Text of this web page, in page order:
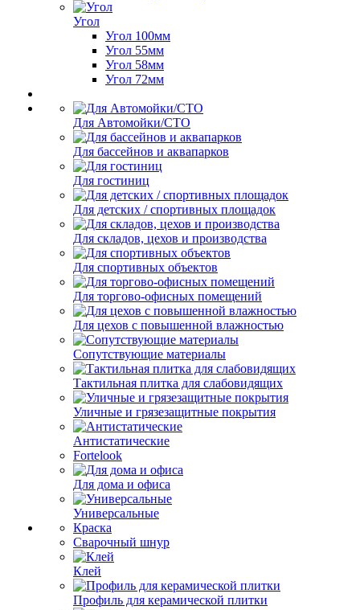
Угол
Угол 100мм
Угол 55мм
Угол 58мм
Угол 72мм
Для Автомойки/СТО
Для бассейнов и аквапарков
Для гостиниц
Для детских / спортивных площадок
Для складов, цехов и производства
Для спортивных объектов
Для торгово-офисных помещений
Для цехов с повышенной влажностью
Сопутствующие материалы
Тактильная плитка для слабовидящих
Уличные и грязезащитные покрытия
Антистатические
Fortelook
Для дома и офиса
Универсальные
Краска
Сварочный шнур
Клей
Профиль для керамической плитки